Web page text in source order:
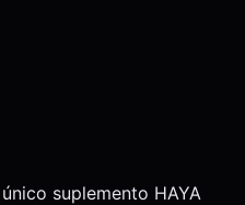
suplemento HAYA